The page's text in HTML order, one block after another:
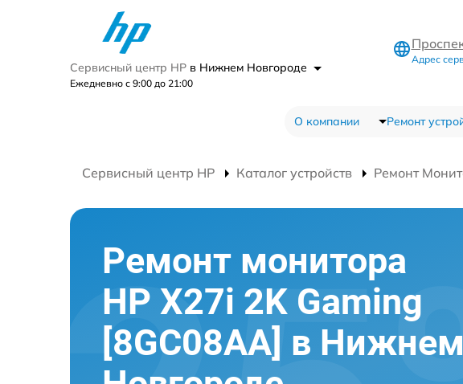
Сервисный центр HP в Нижнем Новгороде
Ежедневно с 9:00 до 21:00
Адрес
О компании Ремонт
Сервисный центр HP Каталог устройств Ремонт
Ремонт монитора
HP X27i 2K Gaming
[8GC08AA] в Нижнем